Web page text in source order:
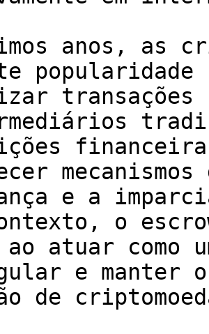
anos, as
popularidade
transações
e a
o
atuar como
e manter
de